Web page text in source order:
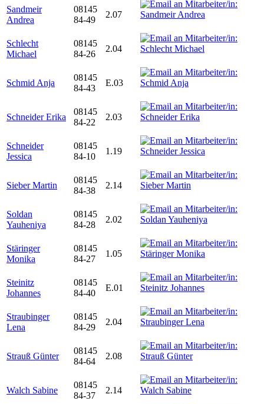
Sandmeir
Andrea
08145
84-49
2.07
Schlecht
Michael
08145
84-26
2.04
Schmid Anja
08145
84-43
E.03
Schneider Erika
08145
84-22
2.03
Schneider
Jessica
08145
84-10
1.19
Sieber Martin
08145
84-38
2.14
Soldan
Yauheniya
08145
84-28
2.02
Stäringer
Monika
08145
84-27
1.05
Steinitz
Johannes
08145
84-40
E.01
Straubinger
Lena
08145
84-29
2.04
Strauß Günter
08145
84-64
2.08
Walch Sabine
08145
84-37
2.14